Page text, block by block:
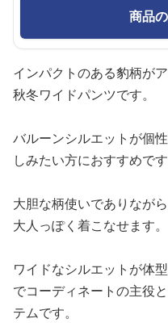
商品
インパクトのある豹柄が
秋冬ワイドパンツです。
バルーンシルエットが個
しみたい方におすすめです
大胆な柄使いでありなが
大人っぽく着こなせます。
ワイドなシルエットが体
でコーディネートの主役
テムです。